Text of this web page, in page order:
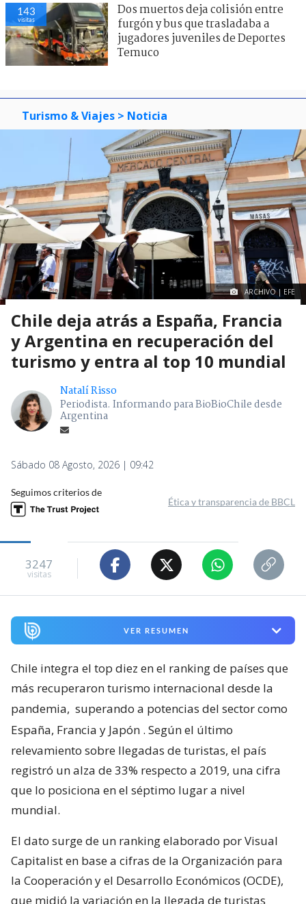
143
visitas
Dos muertos deja colisión entre
furgón y bus que trasladaba a
jugadores juveniles de Deportes
Temuco
Turismo & Viajes > Noticia
ARCHIVO | EFE
Chile deja atrás a España, Francia
y Argentina en recuperación del
turismo y entra al top 10 mundial
Natalí Risso
Periodista. Informando para BioBioChile desde
Argentina
Sábado 08 Agosto, 2026 | 09:42
Seguimos criterios de
Ética y transparencia de BBCL
3247
visitas
VER RESUMEN
Chile integra el top diez en el ranking de países que
más recuperaron turismo internacional desde la
pandemia, superando a potencias del sector como
España, Francia y Japón . Según el último
relevamiento sobre llegadas de turistas, el país
registró un alza de 33% respecto a 2019, una cifra
que lo posiciona en el séptimo lugar a nivel
mundial.
El dato surge de un ranking elaborado por Visual
Capitalist en base a cifras de la Organización para
la Cooperación y el Desarrollo Económicos (OCDE),
que midió la variación en la llegada de turistas